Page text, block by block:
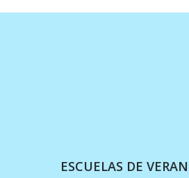
ESCUELAS DE